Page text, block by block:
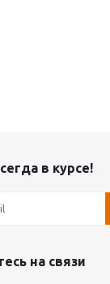
в курсе!
на связи